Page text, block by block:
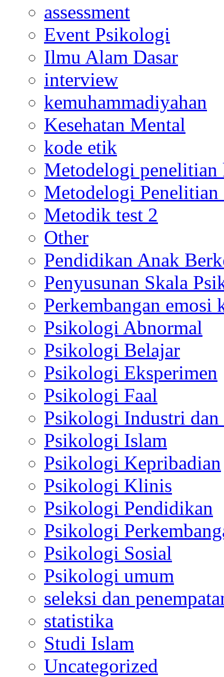
assessment
Event Psikologi
Ilmu Alam Dasar
interview
kemuhammadiyahan
Kesehatan Mental
kode etik
Metodelogi
Metodelogi
Metodik test 2
Other
Pendidikan Anak
Penyusunan Skala
Perkembangan emosi
Psikologi Abnormal
Psikologi Belajar
Psikologi Eksperimen
Psikologi Faal
Psikologi Industri dan
Psikologi Islam
Psikologi Kepribadian
Psikologi Klinis
Psikologi Pendidikan
Psikologi
Psikologi Sosial
Psikologi umum
seleksi dan
statistika
Studi Islam
Uncategorized